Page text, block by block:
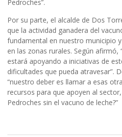
Pedroches”.
Por su parte, el alcalde de Dos
que la actividad ganadera del
fundamental en nuestro municipio
en las zonas rurales. Según afirmó,
estará apoyando a iniciativas de
dificultades que pueda atravesar”.
“nuestro deber es llamar a esas
recursos para que apoyen al
Pedroches sin el vacuno de leche?”